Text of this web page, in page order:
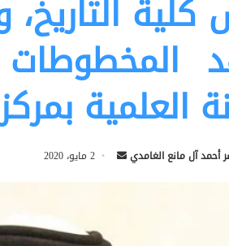
العلمية
أحمد آل مانع الغامدي
أرسل 2 مايو، 2020